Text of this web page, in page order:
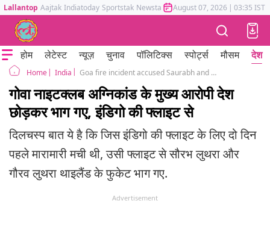
Lallantop Aajtak Indiatoday Sportstak Newstak Mumbai Tak Astrotak
August 07, 2026 | 03:35 IST
होम लेटेस्ट न्यूज़ चुनाव पॉलिटिक्स स्पोर्ट्स मौसम देश
Home India Goa fire incident accused Saurabh and Gaurav Luthra fled to Phuket from Mumbai
गोवा नाइटक्लब अग्निकांड के मुख्य आरोपी देश
छोड़कर भाग गए, इंडिगो की फ्लाइट से
दिलचस्प बात ये है कि जिस इंडिगो की फ्लाइट के लिए दो दिन
पहले मारामारी मची थी, उसी फ्लाइट से सौरभ लुथरा और
गौरव लुथरा थाइलैंड के फुकेट भाग गए.
Advertisement